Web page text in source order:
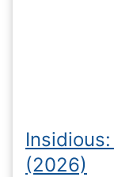
(2026)